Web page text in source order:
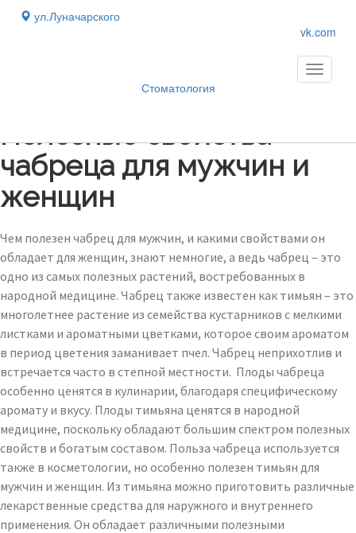
ул.Луначарского
vk.com
Стоматология
Toggle
Полезные свойства
чабреца для мужчин и
женщин
Чем полезен чабрец для мужчин, и какими свойствами он
обладает для женщин, знают немногие, а ведь чабрец – это
одно из самых полезных растений, востребованных в
народной медицине. Чабрец также известен как тимьян – это
многолетнее растение из семейства кустарников с мелкими
листками и ароматными цветками, которое своим ароматом
в период цветения заманивает пчел. Чабрец неприхотлив и
встречается часто в степной местности. Плоды чабреца
особенно ценятся в кулинарии, благодаря специфическому
аромату и вкусу. Плоды тимьяна ценятся в народной
медицине, поскольку обладают большим спектром полезных
свойств и богатым составом. Польза чабреца используется
также в косметологии, но особенно полезен тимьян для
мужчин и женщин. Из тимьяна можно приготовить различные
лекарственные средства для наружного и внутреннего
применения. Он обладает различными полезными